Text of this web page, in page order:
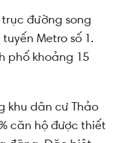
đường song
Metro số 1.
phố khoảng 15
khu dân cư Thảo
căn hộ được thiết